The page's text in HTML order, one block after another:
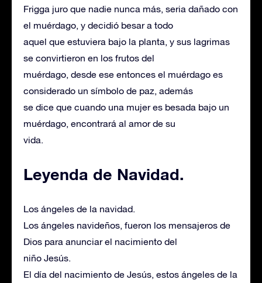
Frigga juro que nadie nunca más, seria dañado con
el muérdago, y decidió besar a todo
aquel que estuviera bajo la planta, y sus lagrimas
se convirtieron en los frutos del
muérdago, desde ese entonces el muérdago es
considerado un símbolo de paz, además
se dice que cuando una mujer es besada bajo un
muérdago, encontrará al amor de su
vida.
Leyenda de Navidad.
Los ángeles de la navidad.
Los ángeles navideños, fueron los mensajeros de
Dios para anunciar el nacimiento del
niño Jesús.
El día del nacimiento de Jesús, estos ángeles de la